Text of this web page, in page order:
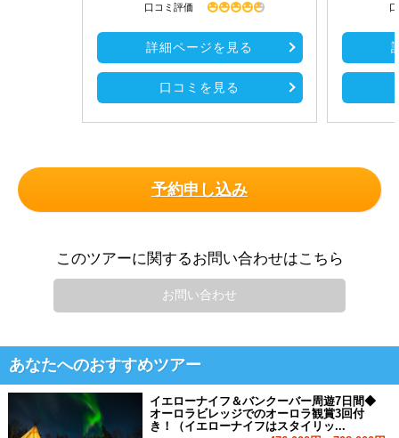
口コミ評価
詳細ページを見る
口コミを見る
予約申し込み
このツアーに関するお問い合わせはこちら
お問い合わせ
あなたへのおすすめツアー
イエローナイフ＆バンクーバー周遊7日間◆
オーロラビレッジでのオーロラ観賞3回付
き！（イエローナイフはスタイリッ...